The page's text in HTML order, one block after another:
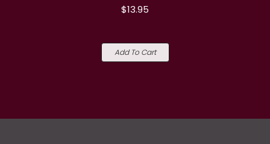
$13.95
Add To Cart